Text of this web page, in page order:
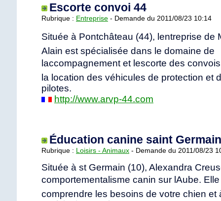
Escorte convoi 44
Rubrique : Entreprise - Demande du 2011/08/23 10:14
Située à Pontchâteau (44), lentreprise de
Alain est spécialisée dans le domaine de
laccompagnement et lescorte des
la location des véhicules de protection et
pilotes.
http://www.arvp-44.com
Éducation canine saint Germain
Rubrique : Loisirs - Animaux - Demande du 2011/08/23
Située à st Germain (10), Alexandra
comportementalisme canin sur lAube.
comprendre les besoins de votre chien et